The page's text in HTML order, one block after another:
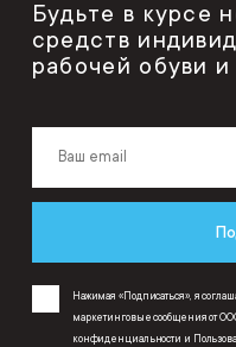
Будьте в курсе
средств
рабочей обуви
Нажимая «Подписаться», я
маркетинговые сообщения от
конфиденциальности и